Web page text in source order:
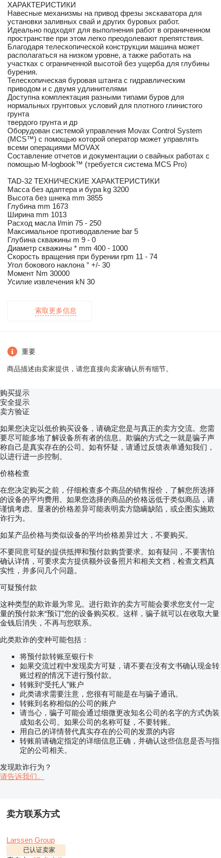
ХАРАКТЕРИСТИКИ
Навесные механизмы на привод фрезы экскаватора для
установки заливных свай и других буровых работ.
Идеально подходят для выполнения работ в ограниченном
пространстве при этом легко преодолевают препятствия.
Благодаря телескопической конструкции машина может
располагаться на низком уровне, а также работать на
участках с ограниченной высотой без ущерба для глубины
бурения.
Телескопическая буровая штанга с гидравлическим
приводом и с двумя удлинителями
Доступна комплектация разными типами буров для
нормальных грунтовых условий для плотного глинистого
грунта
твердого грунта и др
Оборудован системой управления Movax Control System
(MCS™) с помощью которой оператор может управлять
всеми операциями MOVAX
Составление отчетов и документации о свайных работах с
помощью M-logbook™ (требуется система MCS Pro)
TAD-32 ТЕХНИЧЕСКИЕ ХАРАКТЕРИСТИКИ
Масса без адаптера и бура kg 3200
Высота без шнека mm 3855
Глубина mm 1673
Ширина mm 1013
Расход масла l/min 75 - 250
Максимальное противодавление bar 5
Глубина скважины m 9 - 0
Диаметр скважины * mm 400 - 1000
Скорость вращения при бурении rpm 11 - 74
Угол бокового наклона ° +/- 30
Момент Nm 30000
Усилие извлечения kN 30
索取更多信息
重要
商品描述由卖家提供，请您直接向卖家确认所有细节。
购买提示
安全提示
卖方验证
如果您决定以低价购买设备，请确定您是与真正的卖方交流。您需
要尽可能多地了解设备所有者的信息。欺骗的方式之一就是骗子声
称自己是真实存在的公司。如有怀疑，请通过反馈表单通知我们，
以进行进一步控制。
价格检查
在您决定购买之前，仔细检查多个商品的销售报价，了解您所选择
的设备的平均费用。如果您选择的商品的价格远低于类似商品，请
谨慎考虑。显著的价格差异可能表明卖方隐瞒缺陷，或企图实施欺
诈行为。
如某产品价格与类似设备的平均价格差异过大，不要购买。
不要同意可疑的提供抵押和预付款购货要求。如有疑问，不要害怕
确认详情，可要求卖方提供额外设备照片和相关文档，检查文档真
实性，并多问几个问题。
可疑预付款
这种类型的欺诈最为常见。进行欺诈的卖方可能会要求您支付一定
量的预付款来“预订”您的设备购买权。这样，骗子就可以在收取大量
金钱后消失，不再与您联系。
此类欺诈的变种可能包括：
将预付款转账至银行卡
如果交流过程中发现卖方可疑，请不要在没有文书确认现金转
账过程的情况下进行预付款。
转账到“受托人”账户
此类请求需要注意，您很有可能是在与骗子通讯。
转账到名称相似的公司的账户
请当心，骗子可能会通过细微更改知名公司的名字的方式伪装
成知名公司。如果公司的名称可疑，不要转账。
用自己的详情替代真实存在的公司的发票的内容
转账前请确定指定的详细信息正确，并确认这些信息是否与指
定的公司相关。
发现欺诈行为？
请告诉我们。
卖方联系方式
Larssen Group
已认证卖家